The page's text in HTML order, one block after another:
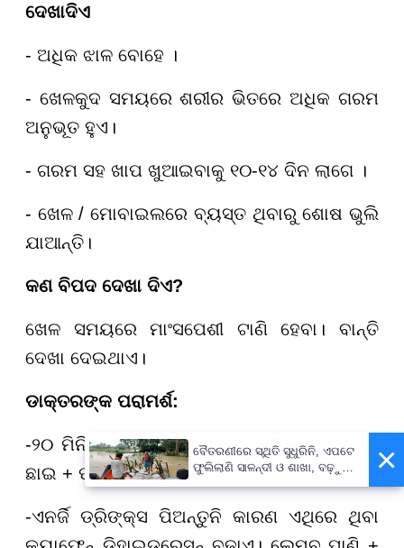
ଦେଖାଦିଏ
- ଅଧିକ ଝାଳ ବୋହେ ।
- ଖେଳକୁଦ ସମୟରେ ଶରୀର ଭିତରେ ଅଧିକ ଗରମ
ଅନୁଭୂତ ହୁଏ।
- ଗରମ ସହ ଖାପ ଖୁଆଇବାକୁ ୧୦-୧୪ ଦିନ ଲାଗେ ।
- ଖେଳ / ମୋବାଇଲରେ ବ୍ୟସ୍ତ ଥିବାରୁ ଶୋଷ ଭୁଲି
ଯାଆନ୍ତି।
କଣ ବିପଦ ଦେଖା ଦିଏ?
ଖେଳ ସମୟରେ ମାଂସପେଶୀ ଟାଣି ହେବା। ବାନ୍ତି
ଦେଖା ଦେଇଥାଏ।
ଡାକ୍ତରଙ୍କ ପରାମର୍ଶ:
-୨୦ ମିନିଟ୍ ନିୟମ”: ୨୦ ମିନିଟ୍ ଖେଳ + ୧୦ ମିନିଟ୍
ଛାଇ + ପାଣି ବ୍ରେକ୍।
-ଏନର୍ଜି ଡ୍ରିଙ୍କ୍ସ ପିଅନ୍ତୁନି କାରଣ ଏଥିରେ ଥିବା
×
ବୈତରଣୀରେ ସ୍ଥିତି ସୁଧୁରିନି, ଏପଟେ
ଫୁଲିଲାଣି ସାଳନ୍ଦୀ ଓ ଶାଖା, ବଢ଼ୁଛି